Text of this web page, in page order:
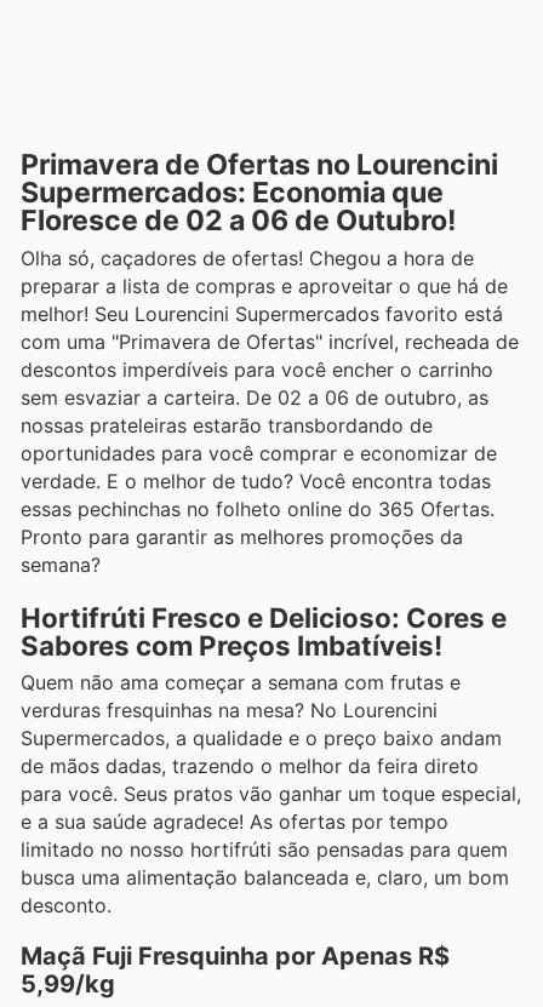
Primavera de Ofertas no Lourencini
Supermercados: Economia que
Floresce de 02 a 06 de Outubro!
Olha só, caçadores de ofertas! Chegou a hora de
preparar a lista de compras e aproveitar o que há de
melhor! Seu Lourencini Supermercados favorito está
com uma "Primavera de Ofertas" incrível, recheada de
descontos imperdíveis para você encher o carrinho
sem esvaziar a carteira. De 02 a 06 de outubro, as
nossas prateleiras estarão transbordando de
oportunidades para você comprar e economizar de
verdade. E o melhor de tudo? Você encontra todas
essas pechinchas no folheto online do 365 Ofertas.
Pronto para garantir as melhores promoções da
semana?
Hortifrúti Fresco e Delicioso: Cores e
Sabores com Preços Imbatíveis!
Quem não ama começar a semana com frutas e
verduras fresquinhas na mesa? No Lourencini
Supermercados, a qualidade e o preço baixo andam
de mãos dadas, trazendo o melhor da feira direto
para você. Seus pratos vão ganhar um toque especial,
e a sua saúde agradece! As ofertas por tempo
limitado no nosso hortifrúti são pensadas para quem
busca uma alimentação balanceada e, claro, um bom
desconto.
Maçã Fuji Fresquinha por Apenas R$
5,99/kg